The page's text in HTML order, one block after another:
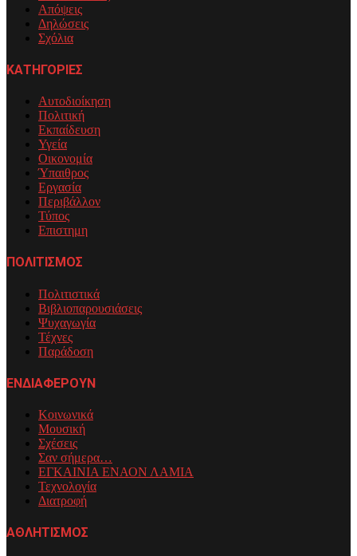
Απόψεις
Δηλώσεις
Σχόλια
ΚΑΤΗΓΟΡΙΕΣ
Αυτοδιοίκηση
Πολιτική
Εκπαίδευση
Υγεία
Οικονομία
Ύπαιθρος
Εργασία
Περιβάλλον
Τύπος
Επιστημη
ΠΟΛΙΤΙΣΜΟΣ
Πολιτιστικά
Βιβλιοπαρουσιάσεις
Ψυχαγωγία
Τέχνες
Παράδοση
ΕΝΔΙΑΦΕΡΟΥΝ
Κοινωνικά
Μουσική
Σχέσεις
Σαν σήμερα…
ΕΓΚΑΙΝΙΑ ΕΝΑΟΝ ΛΑΜΙΑ
Τεχνολογία
Διατροφή
ΑΘΛΗΤΙΣΜΟΣ